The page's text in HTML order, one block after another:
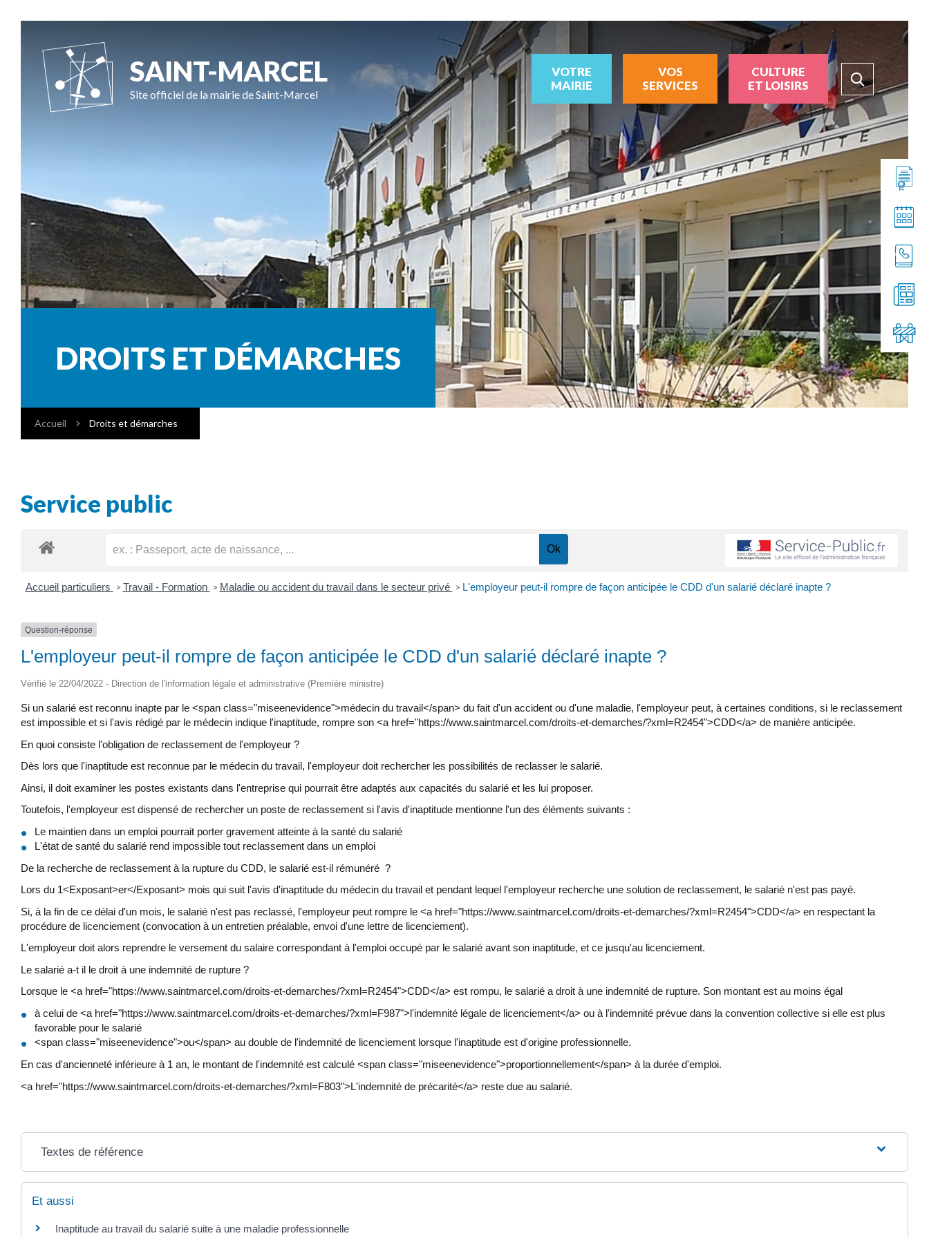
SAINT-MARCEL
Site officiel de la mairie de Saint-Marcel
VOTRE
MAIRIE
VOS
SERVICES
CULTURE
ET LOISIRS
DROITS ET DÉMARCHES
Accueil Droits et démarches
Service public
Accueil particuliers > Travail - Formation > Maladie ou accident du travail dans le secteur privé > L'employeur peut-il rompre de façon anticipée le CDD d'un salarié déclaré inapte ?
Question-réponse
L'employeur peut-il rompre de façon anticipée le CDD d'un salarié déclaré inapte ?
Vérifié le 22/04/2022 - Direction de l'information légale et administrative (Première ministre)
Si un salarié est reconnu inapte par le <span class="miseenevidence">médecin du travail</span> du fait d'un accident ou d'une maladie, l'employeur peut, à certaines conditions, si le reclassement
est impossible et si l'avis rédigé par le médecin indique l'inaptitude, rompre son <a href="https://www.saintmarcel.com/droits-et-demarches/?xml=R2454">CDD</a> de manière anticipée.
En quoi consiste l'obligation de reclassement de l'employeur ?
Dès lors que l'inaptitude est reconnue par le médecin du travail, l'employeur doit rechercher les possibilités de reclasser le salarié.
Ainsi, il doit examiner les postes existants dans l'entreprise qui pourrait être adaptés aux capacités du salarié et les lui proposer.
Toutefois, l'employeur est dispensé de rechercher un poste de reclassement si l'avis d'inaptitude mentionne l'un des éléments suivants :
Le maintien dans un emploi pourrait porter gravement atteinte à la santé du salarié
L'état de santé du salarié rend impossible tout reclassement dans un emploi
De la recherche de reclassement à la rupture du CDD, le salarié est-il rémunéré ?
Lors du 1<Exposant>er</Exposant> mois qui suit l'avis d'inaptitude du médecin du travail et pendant lequel l'employeur recherche une solution de reclassement, le salarié n'est pas payé.
Si, à la fin de ce délai d'un mois, le salarié n'est pas reclassé, l'employeur peut rompre le <a href="https://www.saintmarcel.com/droits-et-demarches/?xml=R2454">CDD</a> en respectant la
procédure de licenciement (convocation à un entretien préalable, envoi d'une lettre de licenciement).
L'employeur doit alors reprendre le versement du salaire correspondant à l'emploi occupé par le salarié avant son inaptitude, et ce jusqu'au licenciement.
Le salarié a-t il le droit à une indemnité de rupture ?
Lorsque le <a href="https://www.saintmarcel.com/droits-et-demarches/?xml=R2454">CDD</a> est rompu, le salarié a droit à une indemnité de rupture. Son montant est au moins égal
à celui de <a href="https://www.saintmarcel.com/droits-et-demarches/?xml=F987">l'indemnité légale de licenciement</a> ou à l'indemnité prévue dans la convention collective si elle est plus
favorable pour le salarié
<span class="miseenevidence">ou</span> au double de l'indemnité de licenciement lorsque l'inaptitude est d'origine professionnelle.
En cas d'ancienneté inférieure à 1 an, le montant de l'indemnité est calculé <span class="miseenevidence">proportionnellement</span> à la durée d'emploi.
<a href="https://www.saintmarcel.com/droits-et-demarches/?xml=F803">L'indemnité de précarité</a> reste due au salarié.
Textes de référence
Et aussi
Inaptitude au travail du salarié suite à une maladie professionnelle